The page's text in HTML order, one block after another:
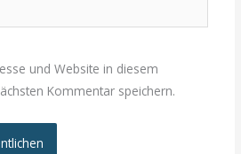
und Website in diesem
Kommentar speichern.